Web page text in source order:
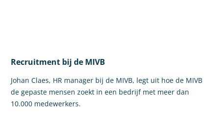
Recruitment bij de MIVB
Johan Claes, HR manager bij de MIVB, legt uit hoe de MIVB
de gepaste mensen zoekt in een bedrijf met meer dan
10.000 medewerkers.